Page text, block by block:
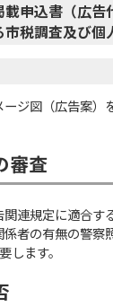
載申込書（広告
市税調査及び個
ージ図（広告案）
審査
連規定に適合す
者の有無の警察
します。